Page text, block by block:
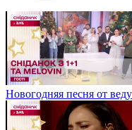
Новогодняя песня от